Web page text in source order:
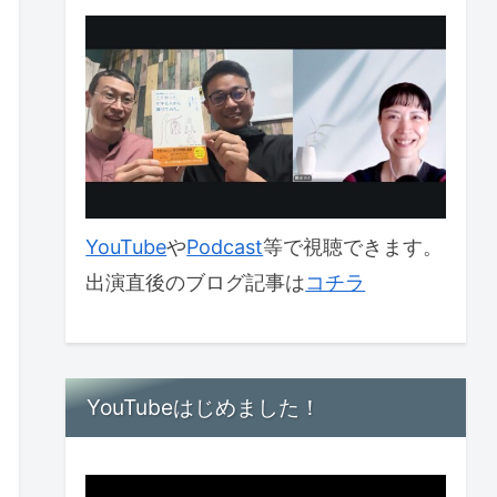
YouTubeやPodcast等で視聴できます。
出演直後のブログ記事はコチラ
YouTubeはじめました！